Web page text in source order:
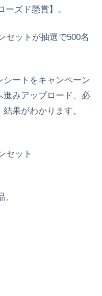
ズド懸賞】。
セットが抽選で500名
ートをキャンペーン
みアップロード、必
果がわかります。
セット